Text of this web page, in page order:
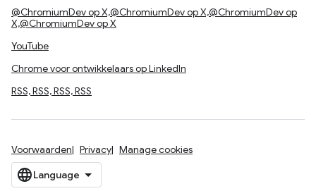
@ChromiumDev op X,@ChromiumDev op X,@ChromiumDev op
X,@ChromiumDev op X
YouTube
Chrome voor ontwikkelaars op LinkedIn
RSS, RSS, RSS, RSS
Voorwaarden Privacy Manage cookies